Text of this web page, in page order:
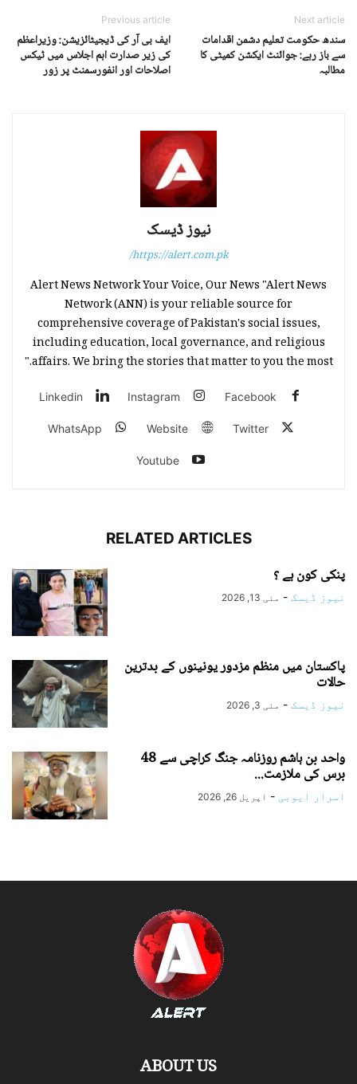
Previous article
ایف بی آر کی ڈیجیٹائزیشن: وزیراعظم
کی زیر صدارت اہم اجلاس میں ٹیکس
اصلاحات اور انفورسمنٹ پر زور
Next article
سندھ حکومت تعلیم دشمن اقدامات
سے باز رہے: جوائنٹ ایکشن کمیٹی کا
مطالبہ
نیوز ڈیسک
https://alert.com.pk/
Alert News Network Your Voice, Our News "Alert News
Network (ANN) is your reliable source for
comprehensive coverage of Pakistan's social issues,
including education, local governance, and religious
affairs. We bring the stories that matter to you the most."
Facebook
Instagram
Linkedin
Twitter
Website
WhatsApp
Youtube
RELATED ARTICLES
پنکی کون ہے ؟
نیوز ڈیسک - مئی 13, 2026
پاکستان میں منظم مزدور یونینوں کے بدترین
حالات
نیوز ڈیسک - مئی 3, 2026
واحد بن ہاشم روزنامہ جنگ کراچی سے 48
برس کی ملازمت...
اسرار ایوبی - اپریل 26, 2026
ABOUT US